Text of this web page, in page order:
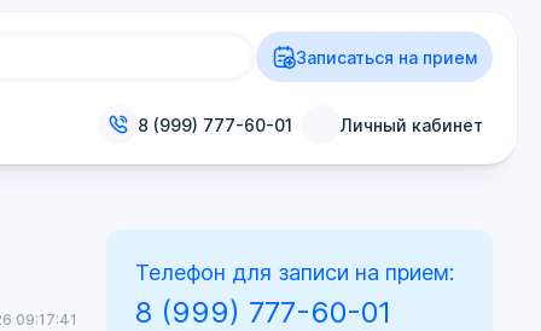
Записаться на прием
8 (999) 777-60-01 Личный кабинет
09:17:41
Телефон для записи на прием:
8 (999) 777-60-01